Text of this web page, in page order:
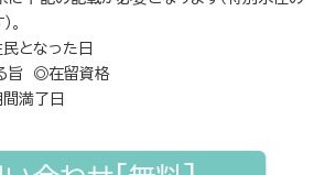
。
となった日
旨 ◎在留資格
満了日